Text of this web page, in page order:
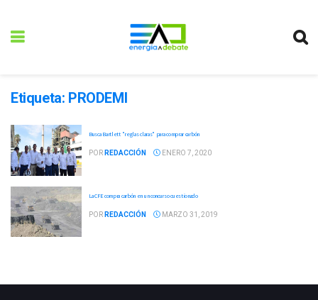
Etiqueta: PRODEMI
Busca Bartlett "reglas claras" para comprar carbón
POR REDACCIÓN ENERO 7, 2020
La CFE compra carbón en un concurso cuestionado
POR REDACCIÓN MARZO 31, 2019